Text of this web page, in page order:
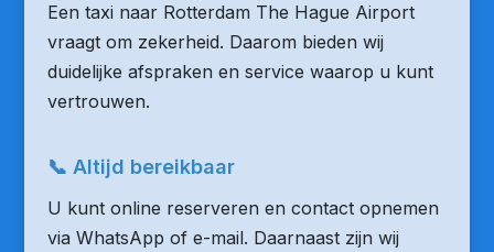
Een taxi naar Rotterdam The Hague Airport
vraagt om zekerheid. Daarom bieden wij
duidelijke afspraken en service waarop u kunt
vertrouwen.
📞 Altijd bereikbaar
U kunt online reserveren en contact opnemen
via WhatsApp of e-mail. Daarnaast zijn wij